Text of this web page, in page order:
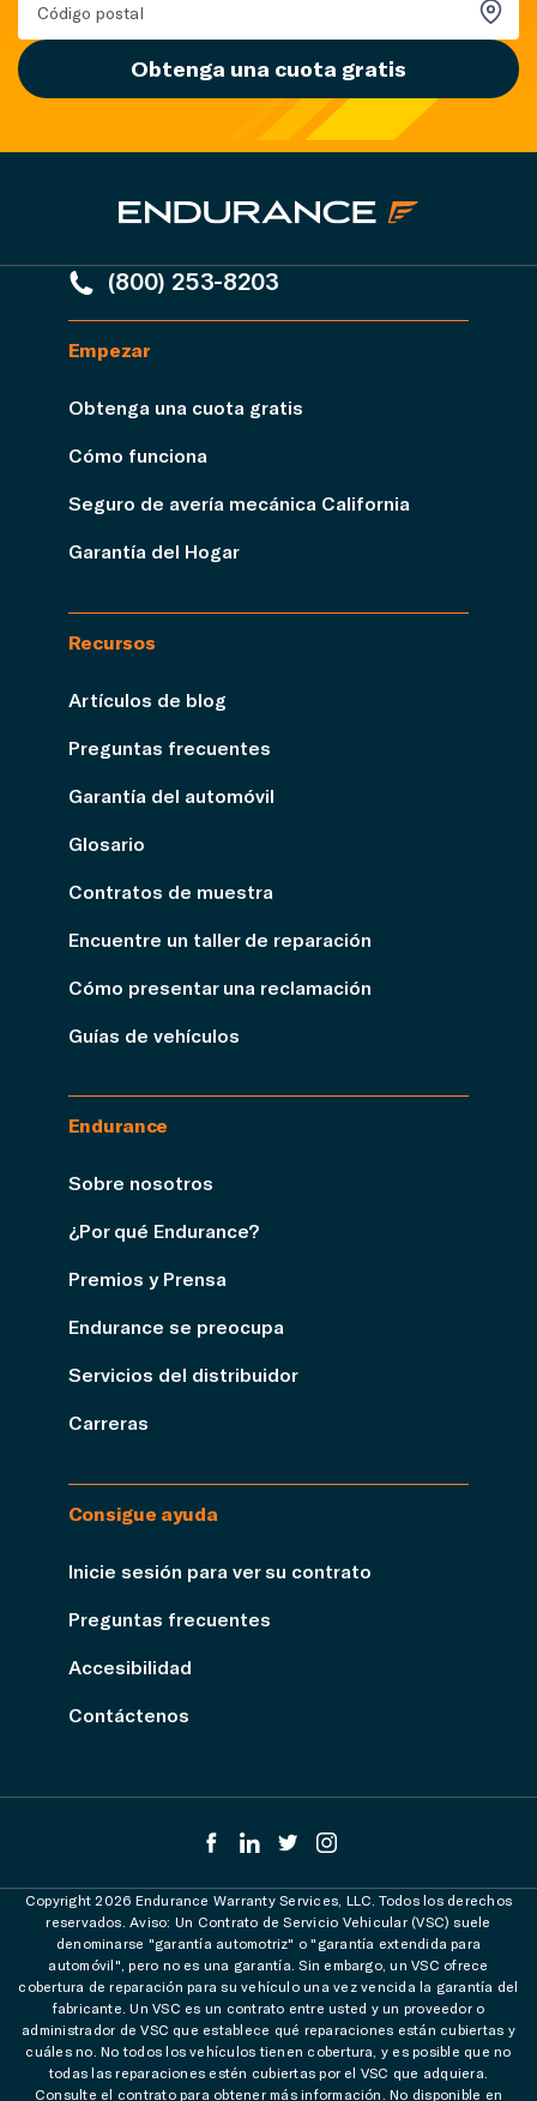
Obtenga una cuota gratis
(800) 253-8203
Empezar
Obtenga una cuota gratis
Cómo funciona
Seguro de avería mecánica California
Garantía del Hogar
Recursos
Artículos de blog
Preguntas frecuentes
Garantía del automóvil
Glosario
Contratos de muestra
Encuentre un taller de reparación
Cómo presentar una reclamación
Guías de vehículos
Endurance
Sobre nosotros
¿Por qué Endurance?
Premios y Prensa
Endurance se preocupa
Servicios del distribuidor
Carreras
Consigue ayuda
Inicie sesión para ver su contrato
Preguntas frecuentes
Accesibilidad
Contáctenos
Copyright 2026 Endurance Warranty Services, LLC. Todos los derechos
reservados. Aviso: Un Contrato de Servicio Vehicular (VSC) suele
denominarse "garantía automotriz" o "garantía extendida para
automóvil", pero no es una garantía. Sin embargo, un VSC ofrece
cobertura de reparación para su vehículo una vez vencida la garantía del
fabricante. Un VSC es un contrato entre usted y un proveedor o
administrador de VSC que establece qué reparaciones están cubiertas y
cuáles no. No todos los vehículos tienen cobertura, y es posible que no
todas las reparaciones estén cubiertas por el VSC que adquiera.
Consulte el contrato para obtener más información. No disponible en